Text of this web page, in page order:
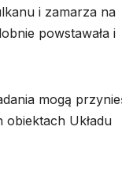
i zamarza na
powstawała i
mogą
Układu